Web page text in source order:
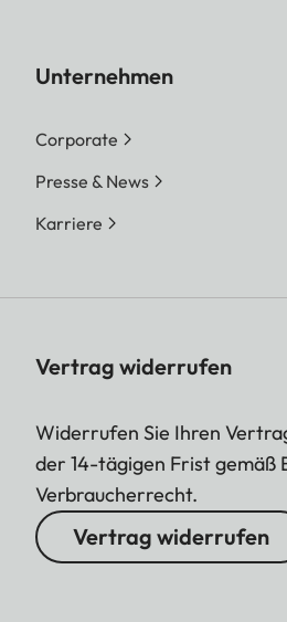
Unternehmen
Corporate
Presse & News
Karriere
Vertrag widerrufen
Widerrufen Sie Ihren
der 14-tägigen Frist gemäß
Verbraucherrecht.
Vertrag widerrufen